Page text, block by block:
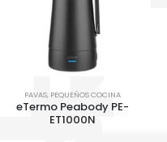
PAVAS, PEQUEÑOS COCINA
eTermo Peabody PE-
ET1000N